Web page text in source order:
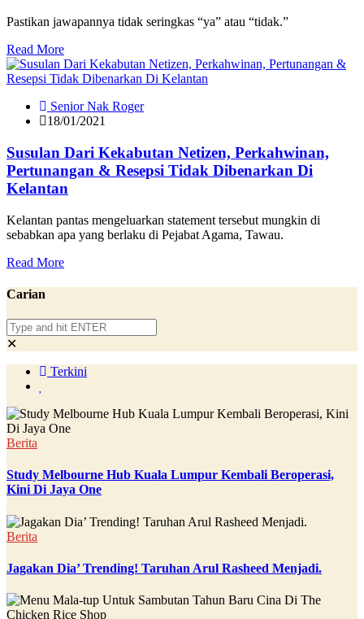
Pastikan jawapannya tidak seringkas “ya” atau “tidak.”
Read More
Senior Nak Roger
18/01/2021
Susulan Dari Kekabutan Netizen, Perkahwinan,
Pertunangan & Resepsi Tidak Dibenarkan Di
Kelantan
Kelantan pantas mengeluarkan statement tersebut mungkin di
sebabkan apa yang berlaku di Pejabat Agama, Tawau.
Read More
Carian
✕
Terkini
Berita
Study Melbourne Hub Kuala Lumpur Kembali Beroperasi,
Kini Di Jaya One
Berita
Jagakan Dia’ Trending! Taruhan Arul Rasheed Menjadi.